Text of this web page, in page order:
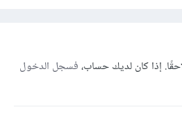
إذا كان لديك حساب،فسجل الدخول